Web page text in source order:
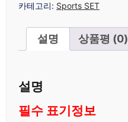
카테고리: Sports SET
설명 상품평 (0)
설명
필수 표기정보